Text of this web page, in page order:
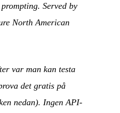
Served by
North American
var man kan testa
det gratis på
nedan). Ingen API-